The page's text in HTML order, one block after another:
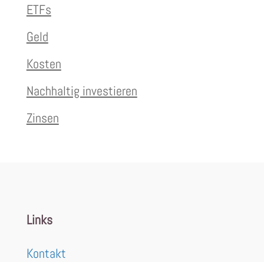
ETFs
Geld
Kosten
Nachhaltig investieren
Zinsen
Links
Kontakt